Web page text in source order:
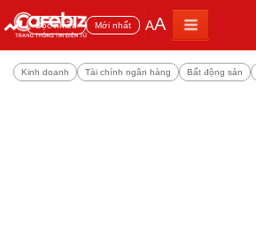
Đọc nhiều Mới nhất AA
Kinh doanh Tài chính ngân hàng Bất động sản